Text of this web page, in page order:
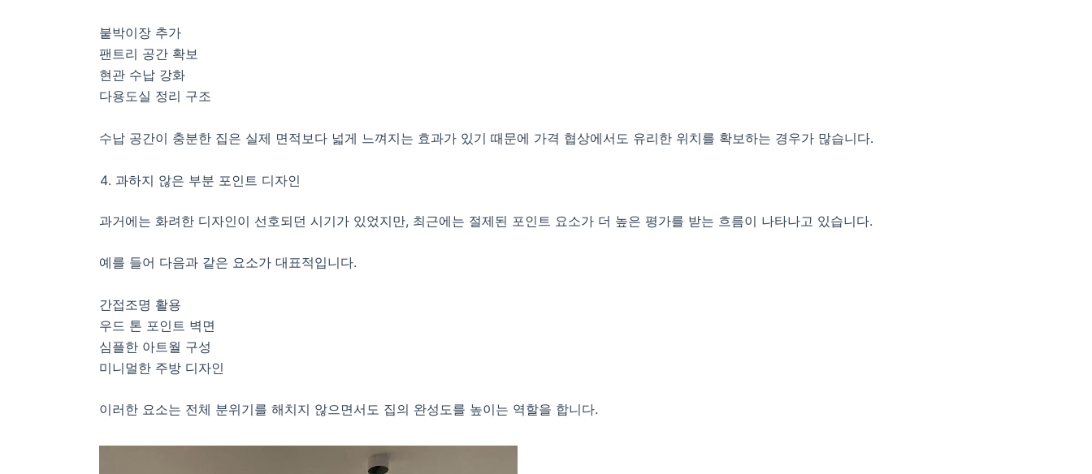
붙박이장 추가
팬트리 공간 확보
현관 수납 강화
다용도실 정리 구조
수납 공간이 충분한 집은 실제 면적보다 넓게 느껴지는 효과가 있기 때문에 가격 협상에서도 유리한 위치를 확보하는 경우가 많습니다.
과하지 않은 부분 포인트 디자인
과거에는 화려한 디자인이 선호되던 시기가 있었지만, 최근에는 절제된 포인트 요소가 더 높은 평가를 받는 흐름이 나타나고 있습니다.
예를 들어 다음과 같은 요소가 대표적입니다.
간접조명 활용
우드 톤 포인트 벽면
심플한 아트월 구성
미니멀한 주방 디자인
이러한 요소는 전체 분위기를 해치지 않으면서도 집의 완성도를 높이는 역할을 합니다.